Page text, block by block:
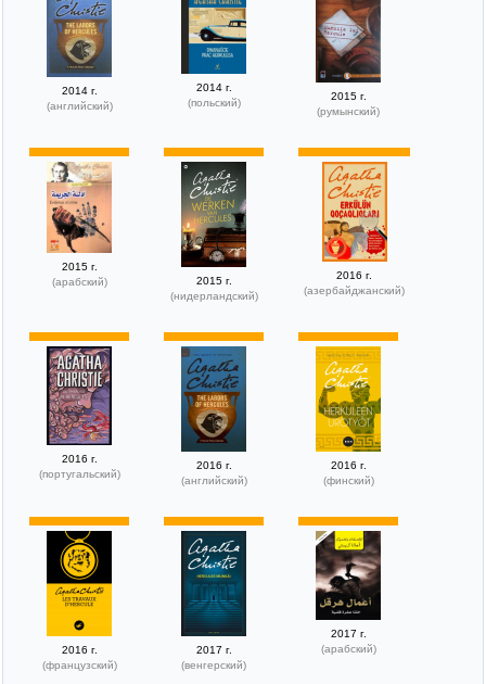
2014 г.
(английский)
2014 г.
(польский)
2015 г.
(румынский)
2015 г.
(арабский)
2015 г.
(нидерландский)
2016 г.
(азербайджанский)
2016 г.
(португальский)
2016 г.
(английский)
2016 г.
(финский)
2016 г.
(французский)
2017 г.
(венгерский)
2017 г.
(арабский)